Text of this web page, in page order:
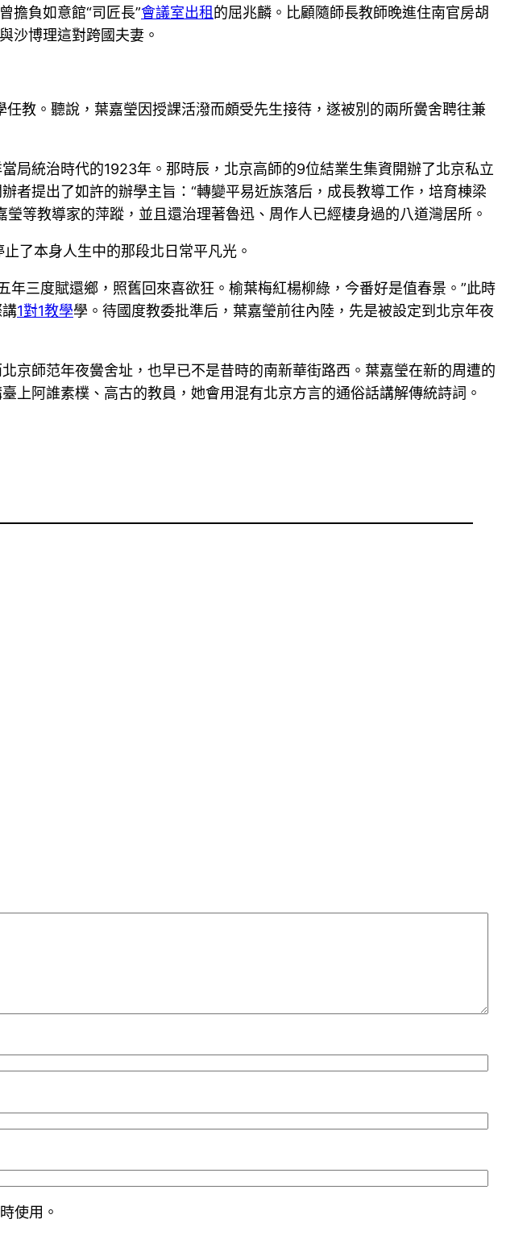
擔負如意館“司匠長”會議室出租的屈兆麟。比顧隨師長教師晚進住南官房胡
沙博理這對跨國夫妻。
教。聽說，葉嘉瑩因授課活潑而頗受先生接待，遂被別的兩所黌舍聘往兼
局統治時代的1923年。那時辰，北京高師的9位結業生集資開辦了北京私立
者提出了如許的辦學主旨：“轉變平易近族落后，成長教導工作，培育棟梁
等教導家的萍蹤，並且還治理著魯迅、周作人已經棲身過的八道灣居所。
了本身人生中的那段北日常平凡光。
三度賦還鄉，照舊回來喜欲狂。榆葉梅紅楊柳綠，今番好是值春景。”此時
1對1教學學。待國度教委批準后，葉嘉瑩前往內陸，先是被設定到北京年夜
京師范年夜黌舍址，也早已不是昔時的南新華街路西。葉嘉瑩在新的周遭的
上阿誰素樸、高古的教員，她會用混有北京方言的通俗話講解傳統詩詞。
使用。